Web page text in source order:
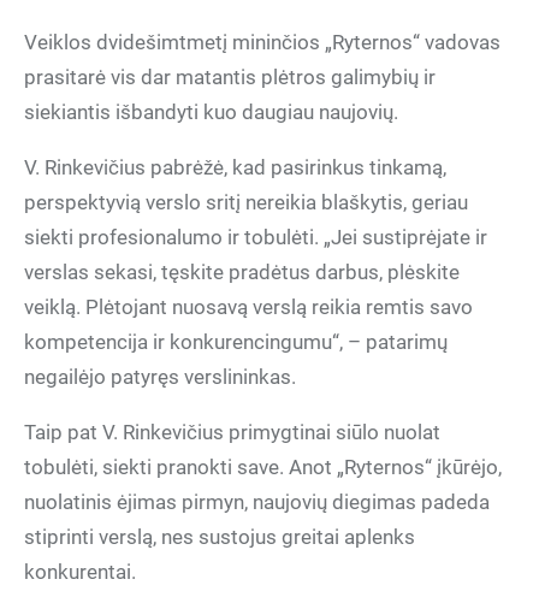
Veiklos dvidešimtmetį mininčios „Ryternos“ vadovas
prasitarė vis dar matantis plėtros galimybių ir
siekiantis išbandyti kuo daugiau naujovių.
V. Rinkevičius pabrėžė, kad pasirinkus tinkamą,
perspektyvią verslo sritį nereikia blaškytis, geriau
siekti profesionalumo ir tobulėti. „Jei sustiprėjate ir
verslas sekasi, tęskite pradėtus darbus, plėskite
veiklą. Plėtojant nuosavą verslą reikia remtis savo
kompetencija ir konkurencingumu“, – patarimų
negailėjo patyręs verslininkas.
Taip pat V. Rinkevičius primygtinai siūlo nuolat
tobulėti, siekti pranokti save. Anot „Ryternos“ įkūrėjo,
nuolatinis ėjimas pirmyn, naujovių diegimas padeda
stiprinti verslą, nes sustojus greitai aplenks
konkurentai.